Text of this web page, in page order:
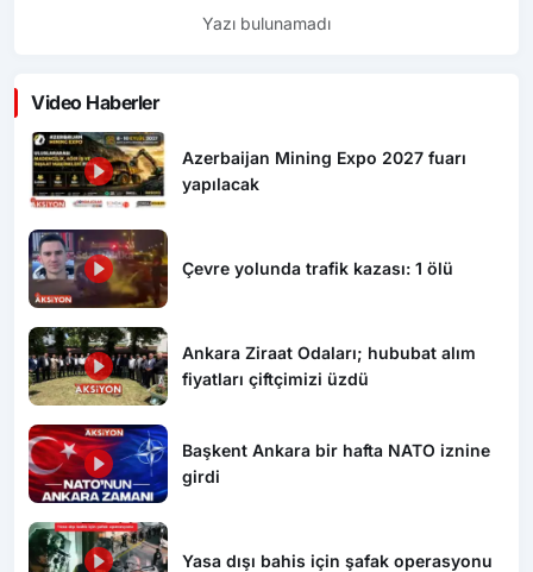
Yazı bulunamadı
Video Haberler
Azerbaijan Mining Expo 2027 fuarı
yapılacak
Çevre yolunda trafik kazası: 1 ölü
Ankara Ziraat Odaları; hububat alım
fiyatları çiftçimizi üzdü
Başkent Ankara bir hafta NATO iznine
girdi
Yasa dışı bahis için şafak operasyonu